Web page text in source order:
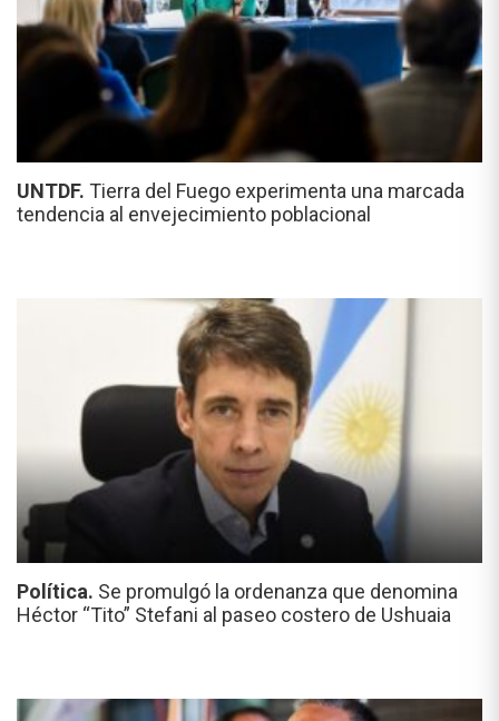
UNTDF. Tierra del Fuego experimenta una marcada
tendencia al envejecimiento poblacional
Política. Se promulgó la ordenanza que denomina
Héctor “Tito” Stefani al paseo costero de Ushuaia